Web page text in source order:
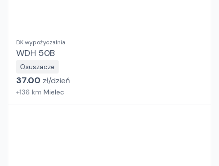
DK wypożyczalnia
WDH 50B
Osuszacze
37.00 zł/dzień
+136 km Mielec